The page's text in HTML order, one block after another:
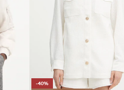
-40%